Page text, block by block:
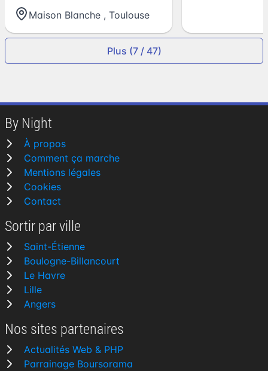
Maison Blanche , Toulouse
Plus (7 / 47)
By Night
À propos
Comment ça marche
Mentions légales
Cookies
Contact
Sortir par ville
Saint-Étienne
Boulogne-Billancourt
Le Havre
Lille
Angers
Nos sites partenaires
Actualités Web & PHP
Parrainage Boursorama